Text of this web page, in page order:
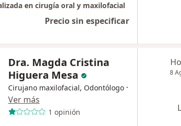
en cirugía oral y maxilofacial
Precio sin especificar
Dra. Magda Cristina
Higuera Mesa
Cirujano maxilofacial, Odontólogo ·
Ver más
1 opinión
8